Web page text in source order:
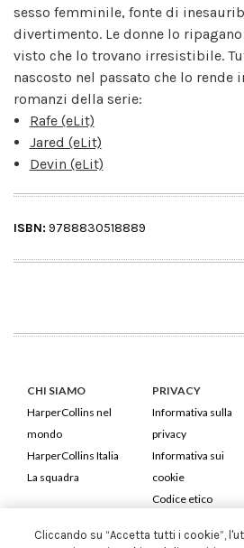
sesso femminile, fonte di
divertimento. Le donne lo
visto che lo trovano irresistibile.
nascosto nel passato che lo rende
romanzi della serie:
Rafe (eLit)
Jared (eLit)
Devin (eLit)
ISBN: 9788830518889
CHI SIAMO
HarperCollins nel
mondo
HarperCollins Italia
La squadra
PRIVACY
Informativa sulla
privacy
Informativa sui
cookie
Codice etico
HarperCollins Italia S.p.A. Viale
Cliccando su “Accetta tutti i cookie”,